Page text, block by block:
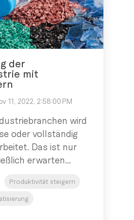
der
mit
11, 2022, 2:58:00 PM
wird
oder vollständig
Das ist nur
erwarten...
Produktivität steigern